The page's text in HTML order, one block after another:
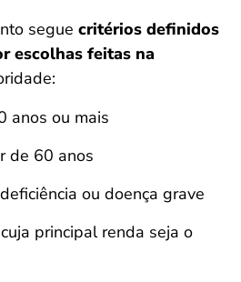
segue critérios definidos
escolhas feitas na
anos ou mais
de 60 anos
ou doença grave
principal renda seja o